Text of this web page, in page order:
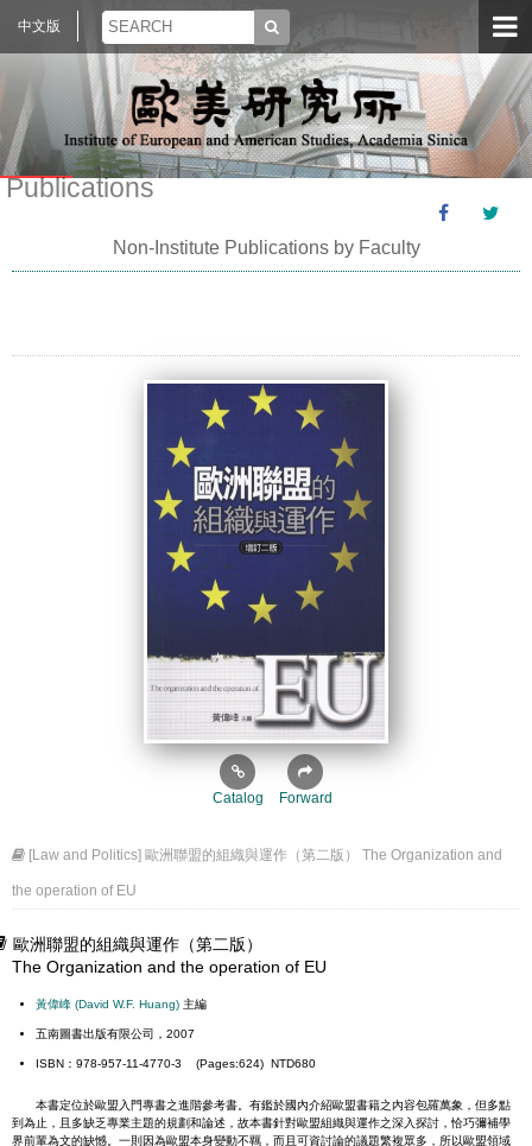
中文版
Publications
Non-Institute Publications by Faculty
Catalog Forward
[Law and Politics] 歐洲聯盟的組織與運作（第二版） The Organization and
the operation of EU
歐洲聯盟的組織與運作（第二版）
The Organization and the operation of EU
黃偉峰 (David W.F. Huang) 主編
五南圖書出版有限公司，2007
ISBN：978-957-11-4770-3 (Pages:624) NTD680
本書定位於歐盟入門專書之進階參考書。有鑑於國內介紹歐盟書籍之內容包羅萬象，但多點
到為止，且多缺乏專業主題的規劃和論述，故本書針對歐盟組織與運作之深入探討，恰巧彌補學
界前輩為文的缺憾。一則因為歐盟本身變動不羈，而且可資討論的議題繁複眾多，所以歐盟領域